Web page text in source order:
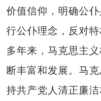
价值信仰，明确公
行公仆理念，反对
多年来，马克思主
断丰富和发展。马
持共产党人清正廉